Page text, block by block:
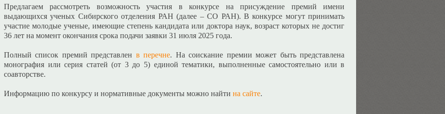
Предлагаем рассмотреть возможность участия в конкурсе на присуждение премий имени
выдающихся ученых Сибирского отделения РАН (далее – СО РАН). В конкурсе могут принимать
участие молодые ученые, имеющие степень кандидата или доктора наук, возраст которых не достиг
36 лет на момент окончания срока подачи заявки 31 июля 2025 года.
Полный список премий представлен в перечне. На соискание премии может быть представлена
монография или серия статей (от 3 до 5) единой тематики, выполненные самостоятельно или в
соавторстве.
Информацию по конкурсу и нормативные документы можно найти на сайте.